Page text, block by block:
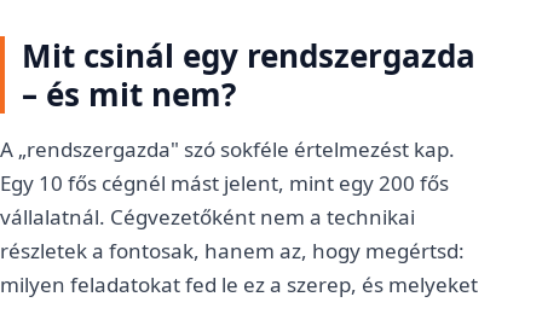
Mit csinál egy rendszergazda
– és mit nem?
A „rendszergazda" szó sokféle értelmezést kap.
Egy 10 fős cégnél mást jelent, mint egy 200 fős
vállalatnál. Cégvezetőként nem a technikai
részletek a fontosak, hanem az, hogy megértsd:
milyen feladatokat fed le ez a szerep, és melyeket